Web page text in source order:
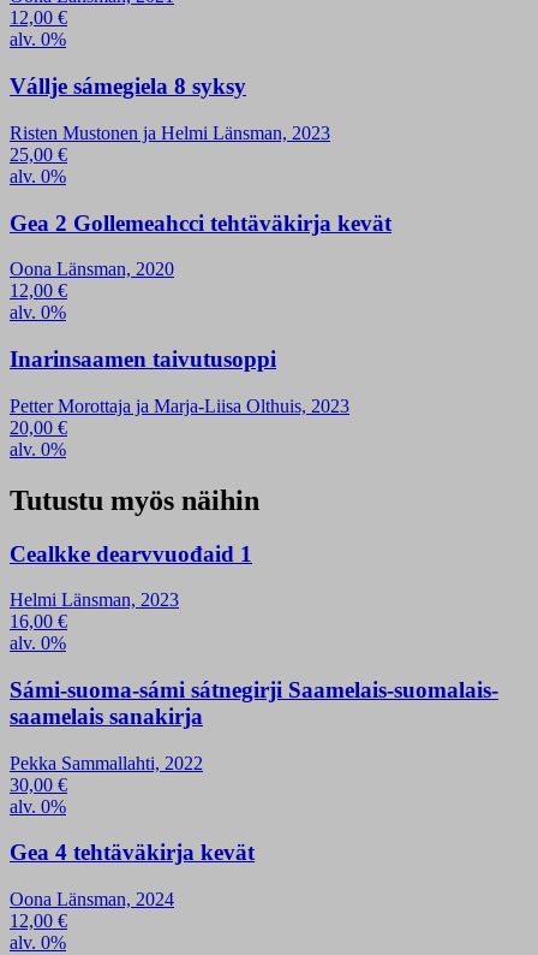
12,00 €
alv. 0%
Vállje sámegiela 8 syksy
Risten Mustonen ja Helmi Länsman, 2023
25,00 €
alv. 0%
Gea 2 Gollemeahcci tehtäväkirja kevät
Oona Länsman, 2020
12,00 €
alv. 0%
Inarinsaamen taivutusoppi
Petter Morottaja ja Marja-Liisa Olthuis, 2023
20,00 €
alv. 0%
Tutustu myös näihin
Cealkke dearvvuođaid 1
Helmi Länsman, 2023
16,00 €
alv. 0%
Sámi-suoma-sámi sátnegirji Saamelais-suomalais-
saamelais sanakirja
Pekka Sammallahti, 2022
30,00 €
alv. 0%
Gea 4 tehtäväkirja kevät
Oona Länsman, 2024
12,00 €
alv. 0%